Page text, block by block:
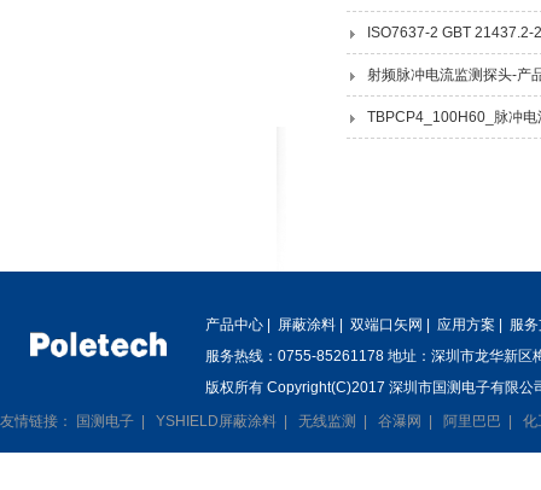
ISO7637-2 GBT
射频脉冲电流监测探头-产
TBPCP4_100H60_脉冲电
产品中心 屏蔽涂料 双端口矢网 应用方案
服
服务热线：0755-85261178 地址：深圳市龙华新区
版权所有 Copyright(C)2017 深圳市国测电子有限公
友情链接：
国测电子 YSHIELD屏蔽涂料 无线监测 谷瀑网 阿里巴巴 化